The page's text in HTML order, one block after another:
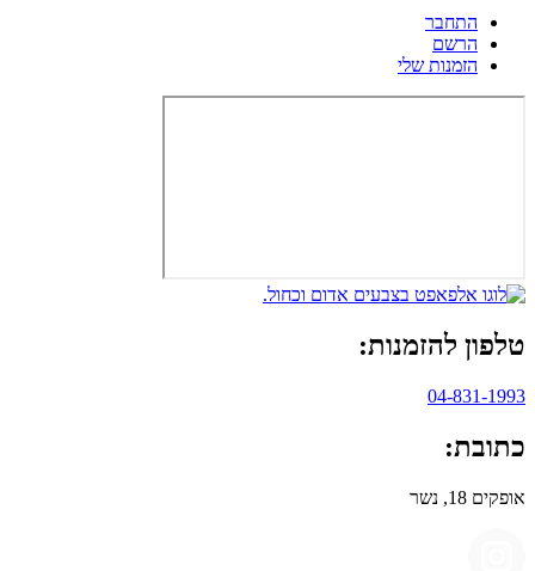
התחבר
הרשם
הזמנות שלי
טלפון להזמנות:
04-831-1993
כתובת:
אופקים 18, נשר